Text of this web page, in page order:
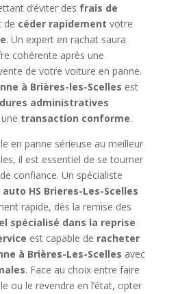
d’éviter des frais de
de céder rapidement votre
. Un expert en rachat saura
cohérente après une
de votre voiture en panne.
à Brières-les-Scelles est
administratives
transaction conforme.
en panne sérieuse au meilleur
il est essentiel de se tourner
confiance. Un spécialiste
HS Brieres-Les-Scelles
rapide, dès la remise des
spécialisé dans la reprise
est capable de racheter
à Brières-Les-Scelles avec
. Face au choix entre faire
ou le revendre en l’état, opter